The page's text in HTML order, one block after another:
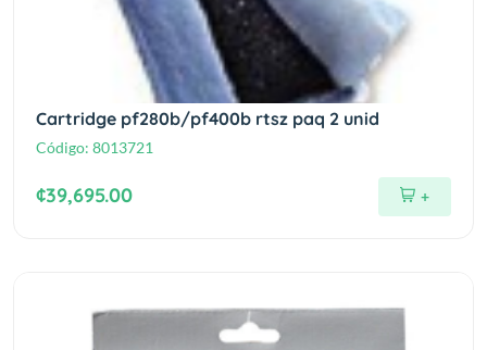
Cartridge pf280b/pf400b rtsz paq 2 unid
Código: 8013721
¢39,695.00 +